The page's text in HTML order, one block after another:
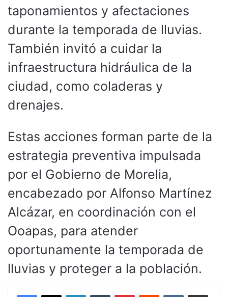
taponamientos y afectaciones
durante la temporada de lluvias.
También invitó a cuidar la
infraestructura hidráulica de la
ciudad, como coladeras y
drenajes.
Estas acciones forman parte de la
estrategia preventiva impulsada
por el Gobierno de Morelia,
encabezado por Alfonso Martínez
Alcázar, en coordinación con el
Ooapas, para atender
oportunamente la temporada de
lluvias y proteger a la población.
LinkedInTumblr PinterestReddit VKontakteCompartir por